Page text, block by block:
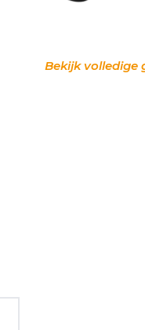
Bekijk volledige